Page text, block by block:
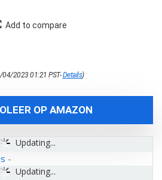
Add to compare
04/2023 01:21 PST-Details)
OP AMAZON
Updating...
Updating...
-